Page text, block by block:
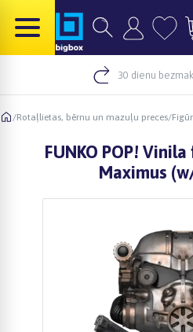
30 dienu
/Rotaļlietas, bērnu un mazuļu preces/
FUNKO POP!
Maximus